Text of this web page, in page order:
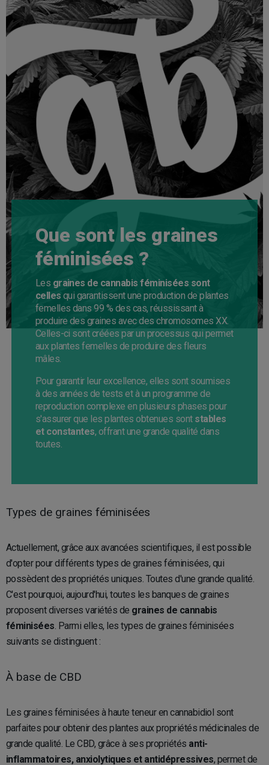
Que sont les graines
féminisées ?
Les graines de cannabis féminisées sont
celles qui garantissent une production de plantes
femelles dans 99 % des cas, réussissant à
produire des graines avec des chromosomes XX.
Celles-ci sont créées par un processus qui permet
aux plantes femelles de produire des fleurs
mâles.
Pour garantir leur excellence, elles sont soumises
à des années de tests et à un programme de
reproduction complexe en plusieurs phases pour
s'assurer que les plantes obtenues sont stables
et constantes, offrant une grande qualité dans
toutes.
Types de graines féminisées
Actuellement, grâce aux avancées scientifiques, il est possible
d'opter pour différents types de graines féminisées, qui
possèdent des propriétés uniques. Toutes d'une grande qualité.
C'est pourquoi, aujourd'hui, toutes les banques de graines
proposent diverses variétés de graines de cannabis
féminisées. Parmi elles, les types de graines féminisées
suivants se distinguent :
À base de CBD
Les graines féminisées à haute teneur en cannabidiol sont
parfaites pour obtenir des plantes aux propriétés médicinales de
grande qualité. Le CBD, grâce à ses propriétés anti-
inflammatoires, anxiolytiques et antidépressives, permet de